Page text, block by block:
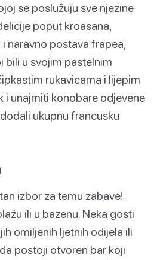
se poslužuju sve njezine
poput kroasana,
naravno postava frapea,
bili u svojim pastelnim
rukavicama i lijepim
i unajmiti konobare odjevene
ukupnu francusku
izbor za temu zabave!
ili u bazenu. Neka gosti
omiljenih ljetnih odijela ili
postoji otvoren bar koji